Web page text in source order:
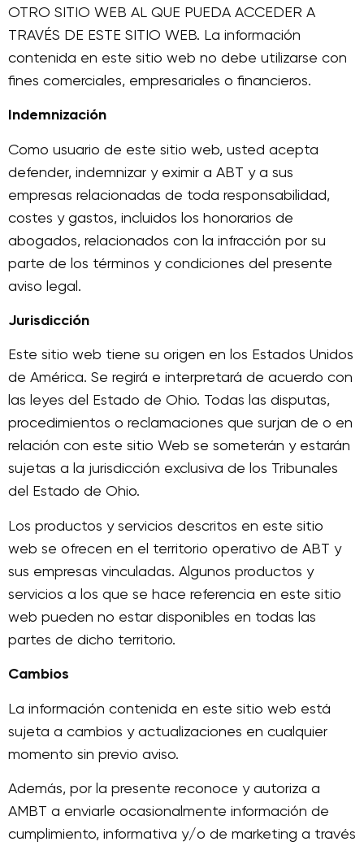
OTRO SITIO WEB AL QUE PUEDA ACCEDER A
TRAVÉS DE ESTE SITIO WEB. La información
contenida en este sitio web no debe utilizarse con
fines comerciales, empresariales o financieros.
Indemnización
Como usuario de este sitio web, usted acepta
defender, indemnizar y eximir a ABT y a sus
empresas relacionadas de toda responsabilidad,
costes y gastos, incluidos los honorarios de
abogados, relacionados con la infracción por su
parte de los términos y condiciones del presente
aviso legal.
Jurisdicción
Este sitio web tiene su origen en los Estados Unidos
de América. Se regirá e interpretará de acuerdo con
las leyes del Estado de Ohio. Todas las disputas,
procedimientos o reclamaciones que surjan de o en
relación con este sitio Web se someterán y estarán
sujetas a la jurisdicción exclusiva de los Tribunales
del Estado de Ohio.
Los productos y servicios descritos en este sitio
web se ofrecen en el territorio operativo de ABT y
sus empresas vinculadas. Algunos productos y
servicios a los que se hace referencia en este sitio
web pueden no estar disponibles en todas las
partes de dicho territorio.
Cambios
La información contenida en este sitio web está
sujeta a cambios y actualizaciones en cualquier
momento sin previo aviso.
Además, por la presente reconoce y autoriza a
AMBT a enviarle ocasionalmente información de
cumplimiento, informativa y/o de marketing a través